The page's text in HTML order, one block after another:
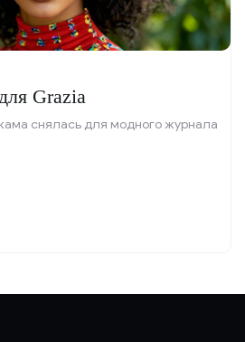
Grazia
снялась для модного журнала